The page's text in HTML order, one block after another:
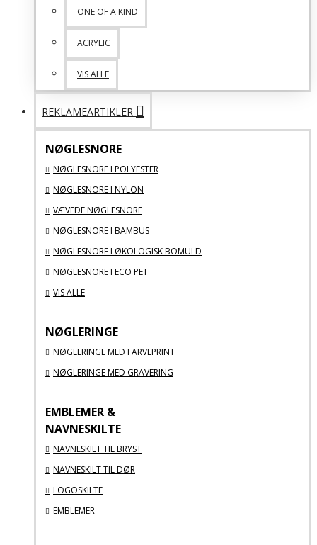
ONE OF A KIND
ACRYLIC
VIS ALLE
REKLAMEARTIKLER
NØGLESNORE
NØGLESNORE I POLYESTER
NØGLESNORE I NYLON
VÆVEDE NØGLESNORE
NØGLESNORE I BAMBUS
NØGLESNORE I ØKOLOGISK BOMULD
NØGLESNORE I ECO PET
VIS ALLE
NØGLERINGE
NØGLERINGE MED FARVEPRINT
NØGLERINGE MED GRAVERING
EMBLEMER &
NAVNESKILTE
NAVNESKILT TIL BRYST
NAVNESKILT TIL DØR
LOGOSKILTE
EMBLEMER